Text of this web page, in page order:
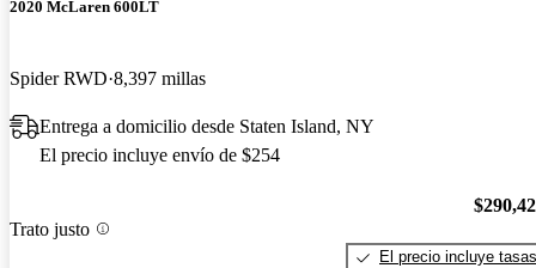
2020 McLaren 600LT
Spider RWD 8,397 millas
Entrega a domicilio desde Staten Island, NY
El precio incluye envío de $254
Trato justo
El precio incluye tasas